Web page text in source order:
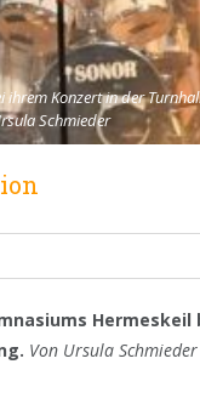
Konzert in der
Schmieder
Von Ursula Schmieder